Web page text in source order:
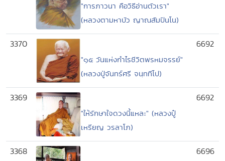
"การภาวนา คือวิธีอ่านตัวเรา"
(หลวงตามหาบัว ญาณสัมปันโน)
3370
"๑๕ วันแห่งกำไรชีวิตพรหมจรรย์"
(หลวงปู่จันทร์ศรี จนฺททีโป)
6692
3369
"ให้รักษาใจดวงนี้แหละ" (หลวงปู๋
เหรียญ วรลาโภ)
6692
3368 6696